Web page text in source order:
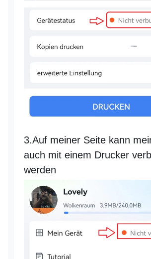
3.Auf meiner Seite kann
auch mit einem Drucker
werden